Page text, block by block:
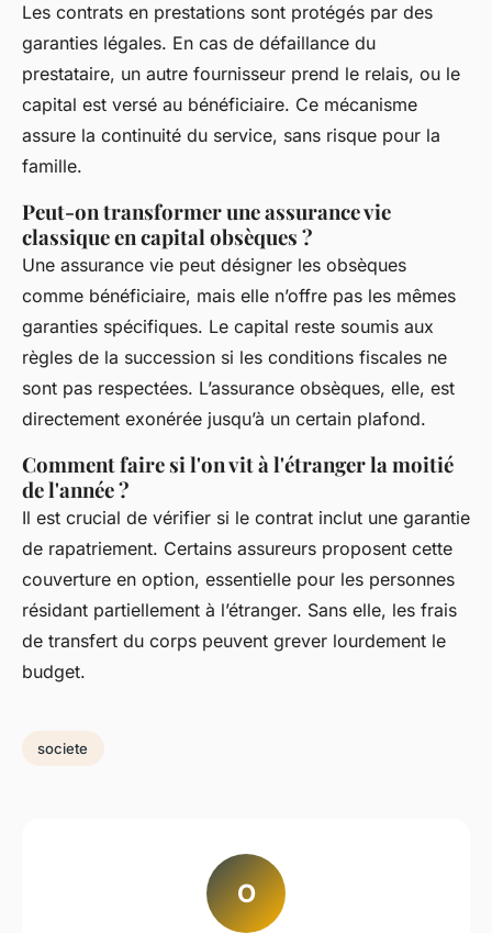
Les contrats en prestations sont protégés par des
garanties légales. En cas de défaillance du
prestataire, un autre fournisseur prend le relais, ou le
capital est versé au bénéficiaire. Ce mécanisme
assure la continuité du service, sans risque pour la
famille.
Peut-on transformer une assurance vie
classique en capital obsèques ?
Une assurance vie peut désigner les obsèques
comme bénéficiaire, mais elle n’offre pas les mêmes
garanties spécifiques. Le capital reste soumis aux
règles de la succession si les conditions fiscales ne
sont pas respectées. L’assurance obsèques, elle, est
directement exonérée jusqu’à un certain plafond.
Comment faire si l'on vit à l'étranger la moitié
de l'année ?
Il est crucial de vérifier si le contrat inclut une garantie
de rapatriement. Certains assureurs proposent cette
couverture en option, essentielle pour les personnes
résidant partiellement à l’étranger. Sans elle, les frais
de transfert du corps peuvent grever lourdement le
budget.
societe
O